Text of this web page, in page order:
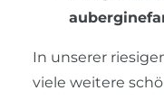
In unserer
viele weitere